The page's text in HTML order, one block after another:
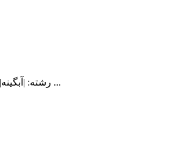
رشته: |آبگینه|نقاشی روی شیشه|سفا ...